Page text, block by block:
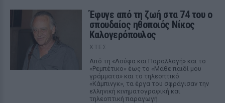
Έφυγε από τη ζωή στα 74 του ο
σπουδαίος ηθοποιός Νίκος
Καλογερόπουλος
ΧΤΕΣ
Από τη «Λούφα και Παραλλαγή» και το
«Ρεμπέτικο» έως το «Μάθε παιδί μου
γράμματα» και το τηλεοπτικό
«Κάμπινγκ», τα έργα του σφράγισαν την
ελληνική κινηματογραφική και
τηλεοπτική παραγωγή